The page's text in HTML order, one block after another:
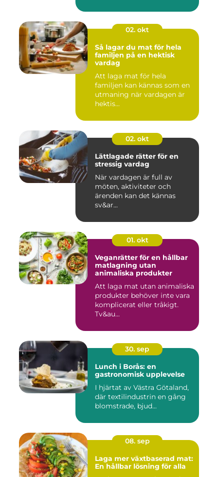
02. okt
Så lagar du mat för hela
familjen på en hektisk
vardag
Att laga mat för hela
familjen kan kännas som en
utmaning när vardagen är
hektis...
02. okt
Lättlagade rätter för en
stressig vardag
När vardagen är full av
möten, aktiviteter och
ärenden kan det kännas
sv&ar...
01. okt
Veganrätter för en hållbar
matlagning utan
animaliska produkter
Att laga mat utan animaliska
produkter behöver inte vara
komplicerat eller tråkigt.
Tv&au...
30. sep
Lunch i Borås: en
gastronomisk upplevelse
I hjärtat av Västra Götaland,
där textilindustrin en gång
blomstrade, bjud...
08. sep
Laga mer växtbaserad mat:
En hållbar lösning för alla